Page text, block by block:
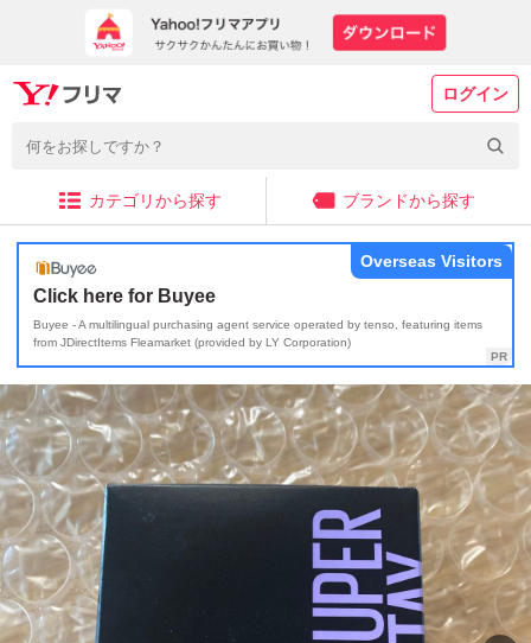
ログイン
カテゴリから探す ブランドから探す
Click here for Buyee
Buyee - A multilingual purchasing agent service operated by tenso, featuring items
from JDirectItems Fleamarket (provided by LY Corporation)
Overseas Visitors